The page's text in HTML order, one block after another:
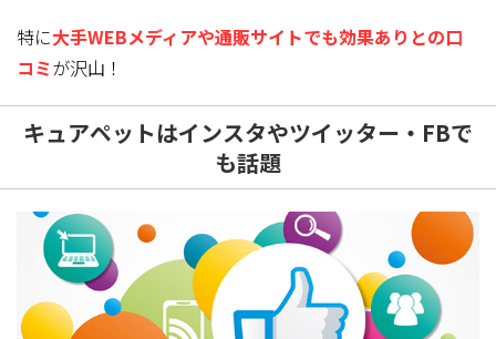
特に大手WEBメディアや通販サイトでも効果ありとの口
コミが沢山！
キュアペットはインスタやツイッター・FBで
も話題